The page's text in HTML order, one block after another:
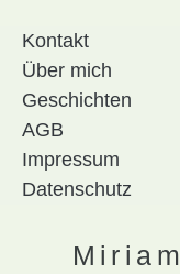
Kontakt
Über mich
Geschichten
AGB
Impressum
Datenschutz